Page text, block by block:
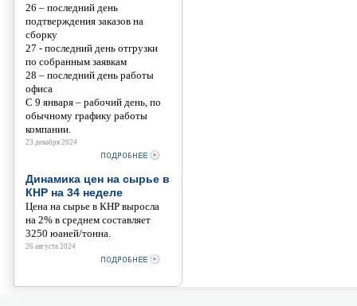
26 – последний день
подтверждения заказов на
сборку
27 - последний день отгрузки
по собранным заявкам
28 – последний день работы
офиса
С 9 января – рабочий день, по
обычному графику работы
компании.
23 декабря 2024
Динамика цен на сырье в
КНР на 34 неделе
Цена на сырье в КНР выросла
на 2% в среднем составляет
3250 юаней/тонна.
26 августа 2024